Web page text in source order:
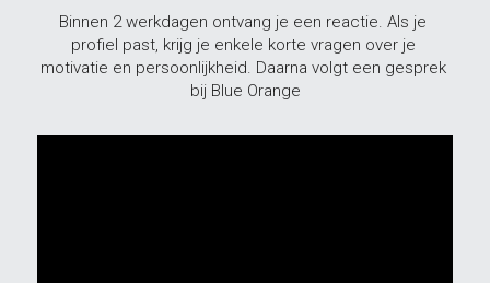
Binnen 2 werkdagen ontvang je een reactie. Als je
profiel past, krijg je enkele korte vragen over je
motivatie en persoonlijkheid. Daarna volgt een gesprek
bij Blue Orange